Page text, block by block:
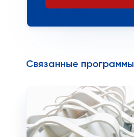
Связанные программы